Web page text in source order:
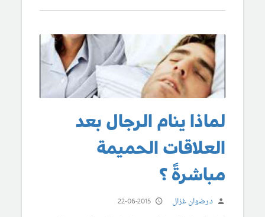
لماذا ينام الرجال بعد
العلاقات الحميمة
مباشرةً ؟
د.رضوان غزال 22-06-2015